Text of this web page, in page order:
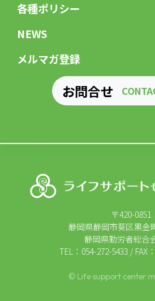
各種ポリシー
NEWS
メルマガ登録
お問合せ
〒420-0851
静岡県静岡市葵区黒金
静岡県勤労者総合
TEL：054-272-5433 / FAX
© Life support center